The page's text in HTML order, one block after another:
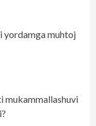
yordamga muhtoj
mukammallashuvi